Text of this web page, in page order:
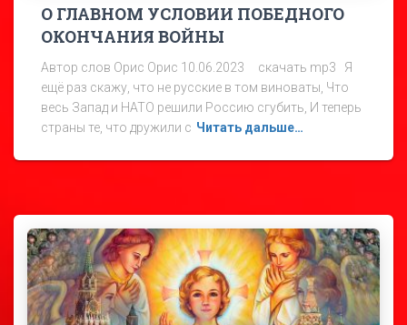
О ГЛАВНОМ УСЛОВИИ ПОБЕДНОГО
ОКОНЧАНИЯ ВОЙНЫ
Автор слов Орис Орис 10.06.2023 скачать mp3 Я
ещё раз скажу, что не русские в том виноваты, Что
весь Запад и НАТО решили Россию сгубить, И теперь
страны те, что дружили с Читать дальше…